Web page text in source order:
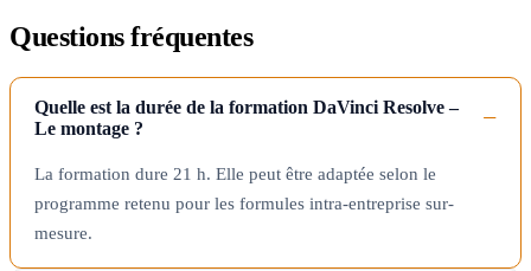
Questions fréquentes
Quelle est la durée de la formation DaVinci Resolve –
Le montage ?
La formation dure 21 h. Elle peut être adaptée selon le
programme retenu pour les formules intra-entreprise sur-
mesure.